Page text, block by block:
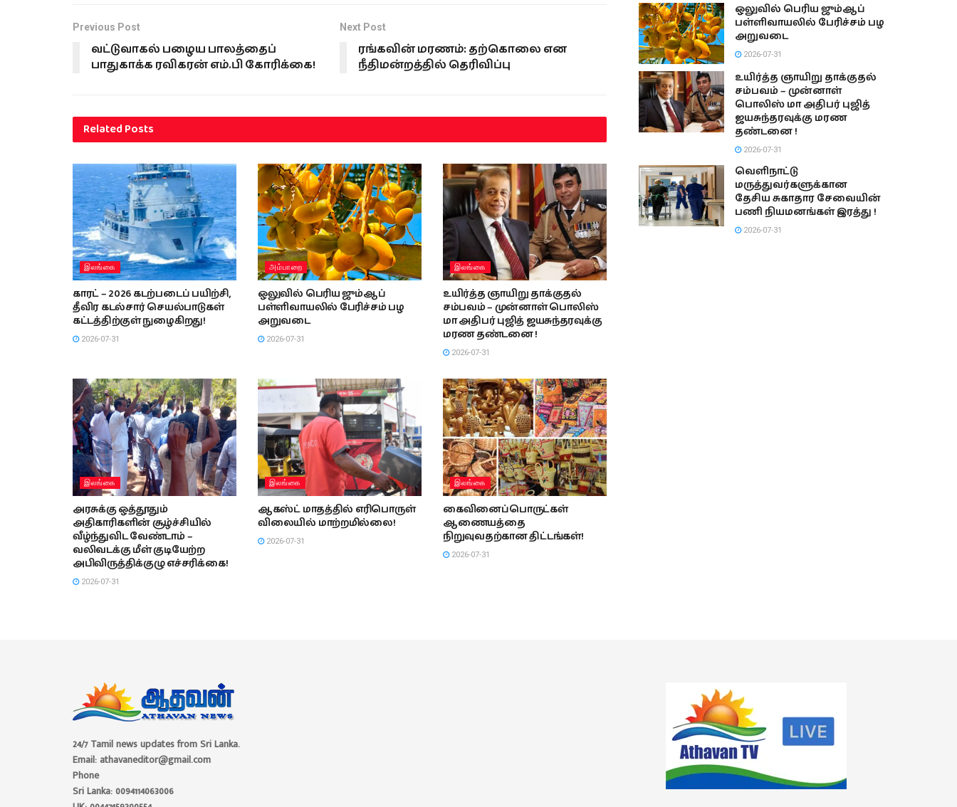
Previous Post
வட்டுவாகல் பழைய பாலத்தைப்
பாதுகாக்க ரவிகரன் எம்.பி கோரிக்கை!
Next Post
ரங்கவின் மரணம்: தற்கொலை என
நீதிமன்றத்தில் தெரிவிப்பு
RelatedPosts
இலங்கை
காரட் – 2026 கடற்படைப் பயிற்சி,
தீவிர கடல்சார் செயல்பாடுகள்
கட்டத்திற்குள் நுழைகிறது!
2026-07-31
அம்பாறை
ஒலுவில் பெரிய ஜும்ஆப்
பள்ளிவாயலில் பேரிச்சம் பழ
அறுவடை
2026-07-31
இலங்கை
உயிர்த்த ஞாயிறு தாக்குதல்
சம்பவம் – முன்னாள் பொலிஸ்
மா அதிபர் புஜித் ஜயசுந்தரவுக்கு
மரண தண்டனை !
2026-07-31
இலங்கை
அரசுக்கு ஒத்தூதும்
அதிகாரிகளின் சூழ்ச்சியில்
வீழ்ந்துவிட வேண்டாம் –
வலிவடக்கு மீள் குடியேற்ற
அபிவிருத்திக்குழு எச்சரிக்கை!
2026-07-31
இலங்கை
ஆகஸ்ட் மாதத்தில் எரிபொருள்
விலையில் மாற்றமில்லை!
2026-07-31
இலங்கை
கைவினைப்பொருட்கள்
ஆணையத்தை
நிறுவுவதற்கான திட்டங்கள்!
2026-07-31
ஒலுவில் பெரிய ஜும்ஆப்
பள்ளிவாயலில் பேரிச்சம் பழ
அறுவடை
2026-07-31
உயிர்த்த ஞாயிறு தாக்குதல்
சம்பவம் – முன்னாள்
பொலிஸ் மா அதிபர் புஜித்
ஜயசுந்தரவுக்கு மரண
தண்டனை !
2026-07-31
வெளிநாட்டு
மருத்துவர்களுக்கான
தேசிய சுகாதார சேவையின்
பணி நியமனங்கள் இரத்து !
2026-07-31
24/7 Tamil news updates from Sri Lanka.
Email: athavaneditor@gmail.com
Phone
Sri Lanka: 0094114063006